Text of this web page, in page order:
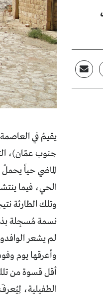
جنوب عمّان)،
الماضي حياً
الحي، فيما
نسمة مُسجِلة
لم يشعر
وأعرقها يوم
أقل قسوة من
الطفيلية،